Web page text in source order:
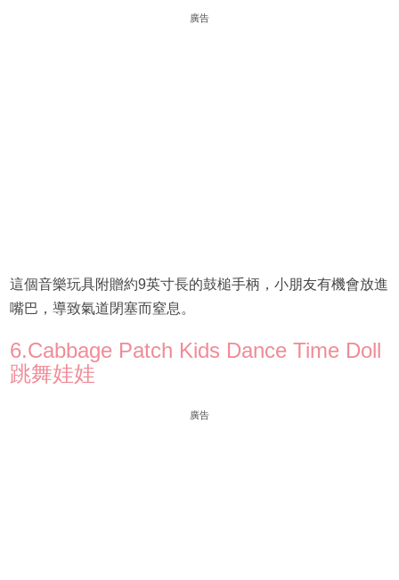
廣告
這個音樂玩具附贈約9英寸長的鼓槌手柄，小朋友有機會放進
嘴巴，導致氣道閉塞而窒息。
6.Cabbage Patch Kids Dance Time Doll
跳舞娃娃
廣告